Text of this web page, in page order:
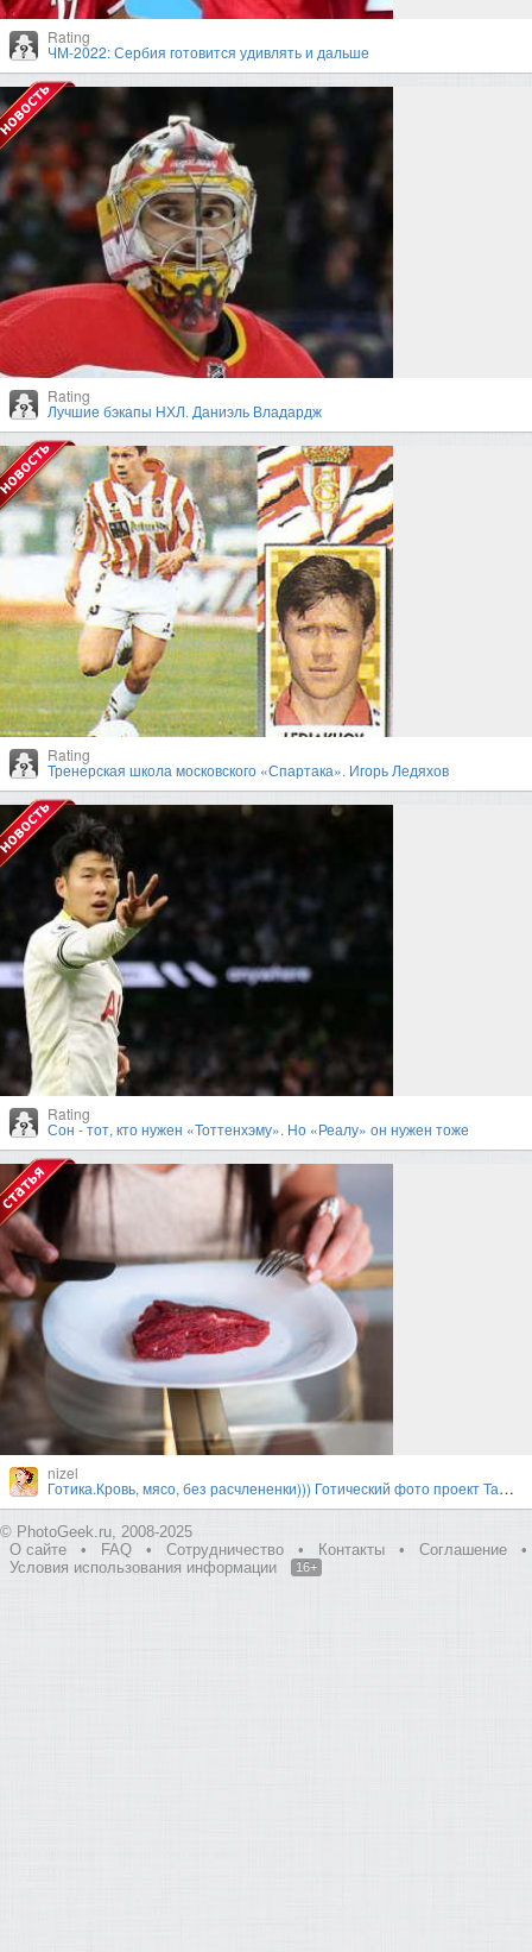
Rating
ЧМ-2022: Сербия готовится удивлять и дальше
Rating
Лучшие бэкапы НХЛ. Даниэль Владардж
Rating
Тренерская школа московского «Спартака». Игорь Ледяхов
Rating
Сон - тот, кто нужен «Тоттенхэму». Но «Реалу» он нужен тоже
nizel
Готика.Кровь, мясо, без расчлененки))) Готический фото проект Тамары Нижельской и Валерии
© PhotoGeek.ru, 2008-2025
О сайте
• FAQ • Сотрудничество • Контакты • Соглашение
•
Условия использования информации
16+